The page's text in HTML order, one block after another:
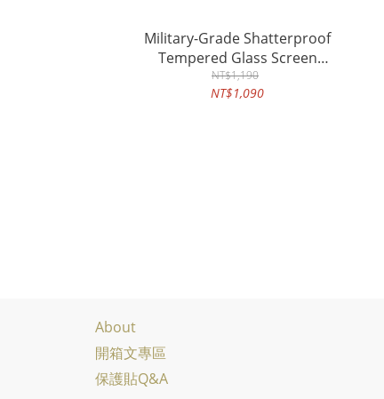
Military-Grade Shatterproof
Tempered Glass Screen
Protector (Corning Glass) for
iPhone 16
NT$1,190
NT$1,090
About
開箱文專區
保護貼Q&A